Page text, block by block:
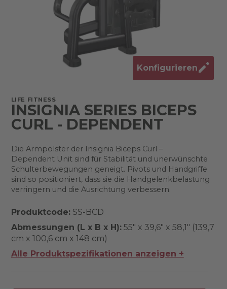
Konfigurieren
LIFE FITNESS
INSIGNIA SERIES BICEPS
CURL - DEPENDENT
Die Armpolster der Insignia Biceps Curl –
Dependent Unit sind für Stabilität und unerwünschte
Schulterbewegungen geneigt. Pivots und Handgriffe
sind so positioniert, dass sie die Handgelenkbelastung
verringern und die Ausrichtung verbessern.
Produktcode:SS-BCD
Abmessungen (L x B x H):55" x 39,6" x 58,1" (139,7
cm x 100,6 cm x 148 cm)
Alle Produktspezifikationen anzeigen +